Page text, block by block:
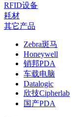
RFID设备
耗材
其它产品
Zebra斑马
Honeywell
销邦PDA
车载电脑
Datalogic
欣技Cipherlab
国产PDA